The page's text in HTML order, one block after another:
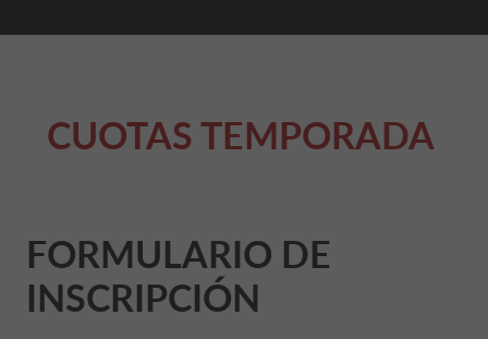
CUOTAS TEMPORADA
FORMULARIO DE
INSCRIPCIÓN